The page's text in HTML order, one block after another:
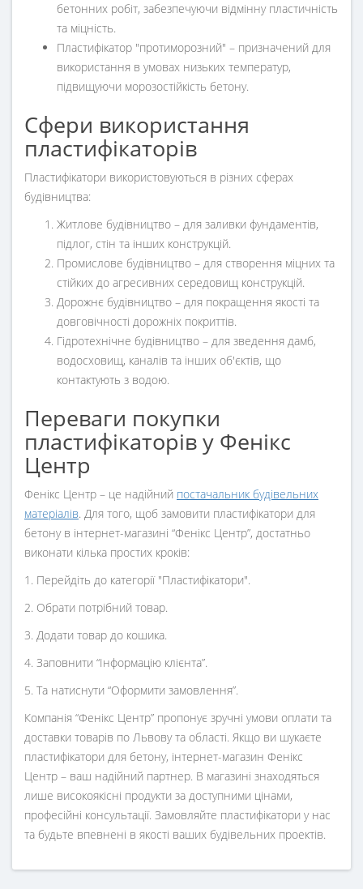
бетонних робіт, забезпечуючи відмінну пластичність
та міцність.
Пластифікатор "протиморозний" – призначений для
використання в умовах низьких температур,
підвищуючи морозостійкість бетону.
Сфери використання
пластифікаторів
Пластифікатори використовуються в різних сферах
будівництва:
Житлове будівництво – для заливки фундаментів,
підлог, стін та інших конструкцій.
Промислове будівництво – для створення міцних та
стійких до агресивних середовищ конструкцій.
Дорожнє будівництво – для покращення якості та
довговічності дорожніх покриттів.
Гідротехнічне будівництво – для зведення дамб,
водосховищ, каналів та інших об'єктів, що
контактують з водою.
Переваги покупки
пластифікаторів у Фенікс
Центр
Фенікс Центр – це надійний постачальник будівельних
матеріалів. Для того, щоб замовити пластифікатори для
бетону в інтернет-магазині “Фенікс Центр”, достатньо
виконати кілька простих кроків:
1. Перейдіть до категорії "Пластифікатори".
2. Обрати потрібний товар.
3. Додати товар до кошика.
4. Заповнити “Інформацію клієнта”.
5. Та натиснути “Оформити замовлення”.
Компанія “Фенікс Центр” пропонує зручні умови оплати та
доставки товарів по Львову та області. Якщо ви шукаєте
пластифікатори для бетону, інтернет-магазин Фенікс
Центр – ваш надійний партнер. В магазині знаходяться
лише високоякісні продукти за доступними цінами,
професійні консультації. Замовляйте пластифікатори у нас
та будьте впевнені в якості ваших будівельних проектів.